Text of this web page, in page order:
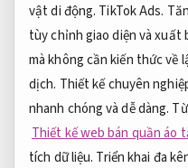
vật di động. TikTok Ads.
tùy chỉnh giao diện và xuất
mà không cần kiến ​​thức về
dịch. Thiết kế chuyên
nhanh chóng và dễ dàng.
Thiết kế web bán quần áo
tích dữ liệu. Triển khai đa